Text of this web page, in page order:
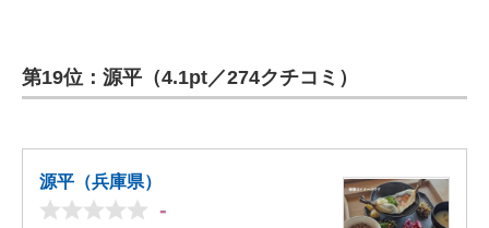
第19位：源平（4.1pt／274クチコミ）
源平（兵庫県）
-